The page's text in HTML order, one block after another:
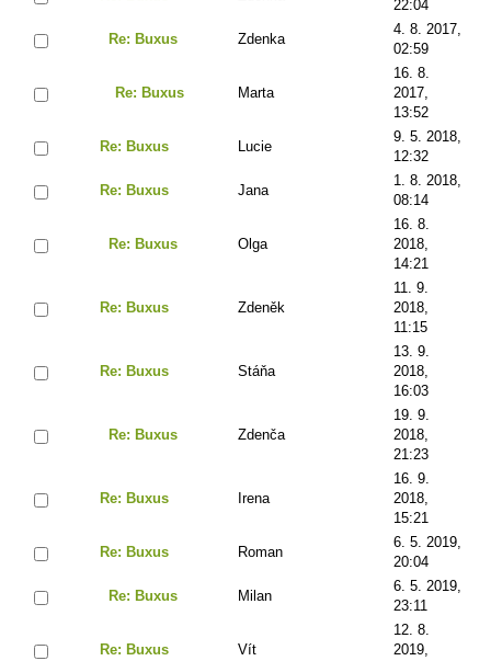
22:04
Re: Buxus Zdenka
4. 8. 2017,
02:59
Re: Buxus Marta
16. 8.
2017,
13:52
Re: Buxus Lucie
9. 5. 2018,
12:32
Re: Buxus Jana
1. 8. 2018,
08:14
Re: Buxus Olga
16. 8.
2018,
14:21
Re: Buxus Zdeněk
11. 9.
2018,
11:15
Re: Buxus Stáňa
13. 9.
2018,
16:03
Re: Buxus Zdenča
19. 9.
2018,
21:23
Re: Buxus Irena
16. 9.
2018,
15:21
Re: Buxus Roman
6. 5. 2019,
20:04
Re: Buxus Milan
6. 5. 2019,
23:11
Re: Buxus Vít
12. 8.
2019,